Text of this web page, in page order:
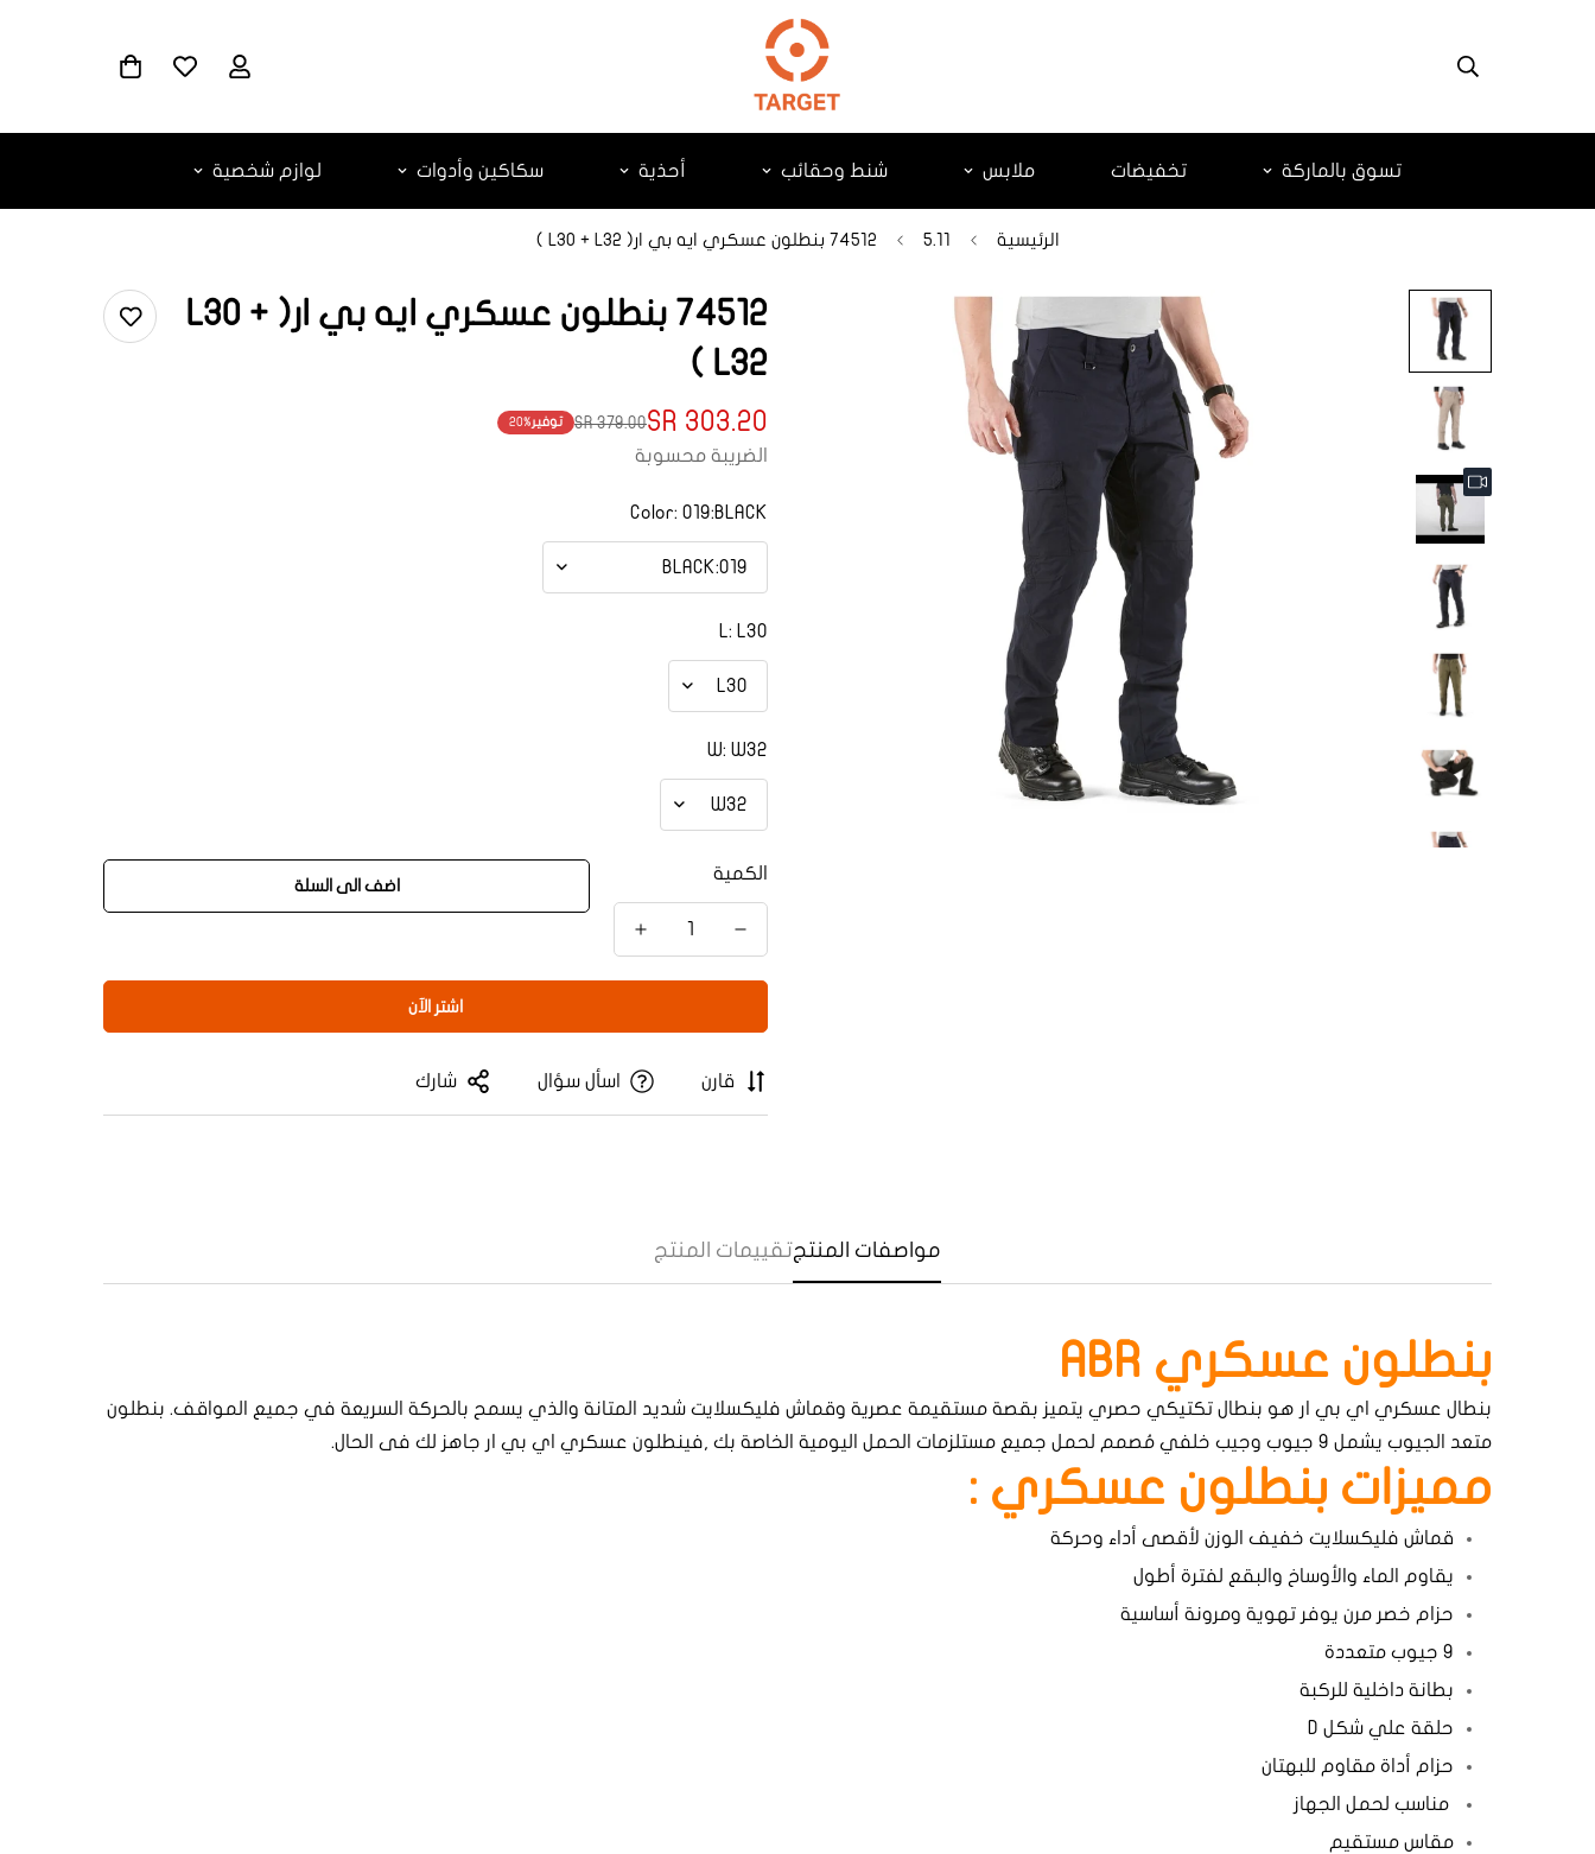
تسوق بالماركة تخفيضات ملابس شنط وحقائب أحذية سكاكين وأدوات لوازم شخصية
الرئيسية 5.11 74512 بنطلون عسكري ايه بي ار( L30 + L32 )
74512 بنطلون عسكري ايه بي ار( L30 +
L32 )
Translation
missing:
303.20 SR
Translation
missing:
379.00 SR توفير20%
الضريبة محسوبة
Color: 019:BLACK
L: L30
W: W32
الكمية
اضف الى السلة
اشتر الآن
قارن اسأل سؤال شارك
مواصفات المنتجتقييمات المنتج
بنطلون عسكري ABR
بنطال عسكري اي بي ار هو بنطال تكتيكي حصري يتميز بقصة مستقيمة عصرية وقماش فليكسلايت شديد المتانة والذي يسمح بالحركة السريعة في جميع المواقف. بنطلون
متعد الجيوب يشمل 9 جيوب وجيب خلفي مُصمم لحمل جميع مستلزمات الحمل اليومية الخاصة بك ,فينطلون عسكري اي بي ار جاهز لك فى الحال.
مميزات بنطلون عسكري :
قماش فليكسلايت خفيف الوزن لأقصى أداء وحركة
يقاوم الماء والأوساخ والبقع لفترة أطول
حزام خصر مرن يوفر تهوية ومرونة أساسية
9 جيوب متعددة
بطانة داخلية للركبة
حلقة علي شكل D
حزام أداة مقاوم للبهتان
مناسب لحمل الجهاز
مقاس مستقيم
Confirm your age